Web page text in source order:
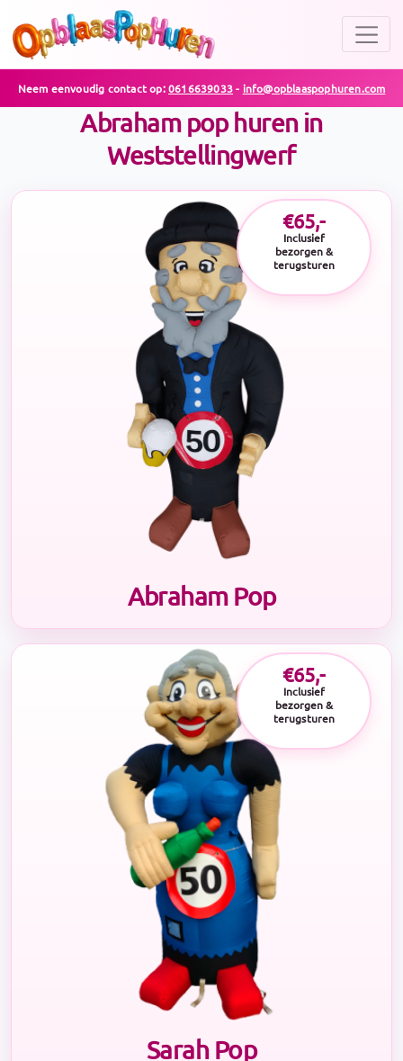
Neem eenvoudig contact op:0616639033- info@opblaaspophuren.com
Abraham pop huren in
Weststellingwerf
€65,-
Inclusief
bezorgen &
terugsturen
Abraham Pop
€65,-
Inclusief
bezorgen &
terugsturen
Sarah Pop